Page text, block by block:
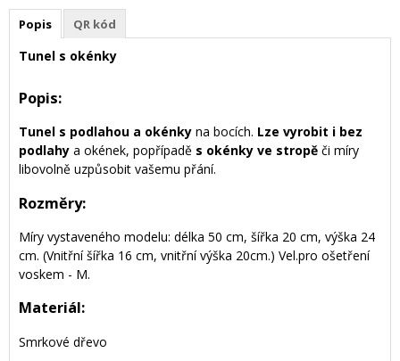
Popis QR kód
Tunel s okénky
Popis:
Tunel s podlahou a okénky na bocích. Lze vyrobit i bez
podlahy a okének, popřípadě s okénky ve stropě či míry
libovolně uzpůsobit vašemu přání.
Rozměry:
Míry vystaveného modelu: délka 50 cm, šířka 20 cm, výška 24
cm. (Vnitřní šířka 16 cm, vnitřní výška 20cm.) Vel.pro ošetření
voskem - M.
Materiál:
Smrkové dřevo